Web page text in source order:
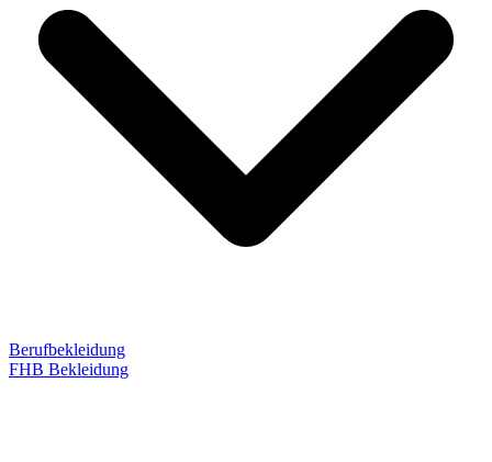
Berufbekleidung
FHB Bekleidung